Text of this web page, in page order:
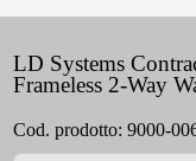
LD Systems
Frameless 2-Way
Cod. prodotto: 9000-